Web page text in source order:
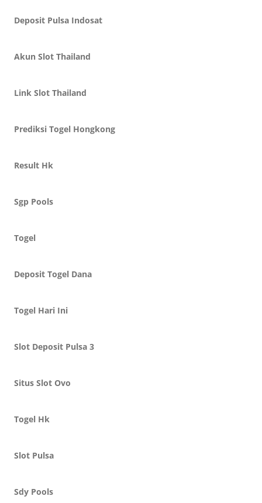
Deposit Pulsa Indosat
Akun Slot Thailand
Link Slot Thailand
Prediksi Togel Hongkong
Result Hk
Sgp Pools
Togel
Deposit Togel Dana
Togel Hari Ini
Slot Deposit Pulsa 3
Situs Slot Ovo
Togel Hk
Slot Pulsa
Sdy Pools